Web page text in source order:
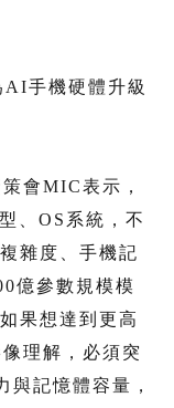
手機硬體升級
會MIC表示，
、OS系統，不
雜度、手機記
億參數規模模
果想達到更高
理解，必須突
與記憶體容量，